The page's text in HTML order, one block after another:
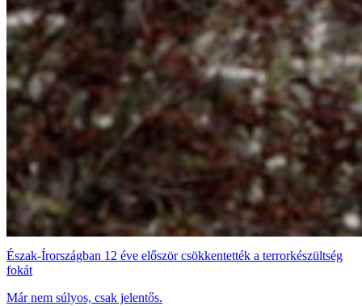
Észak-Írországban 12 éve először csökkentették a terrorkészültség
fokát
Már nem súlyos, csak jelentős.